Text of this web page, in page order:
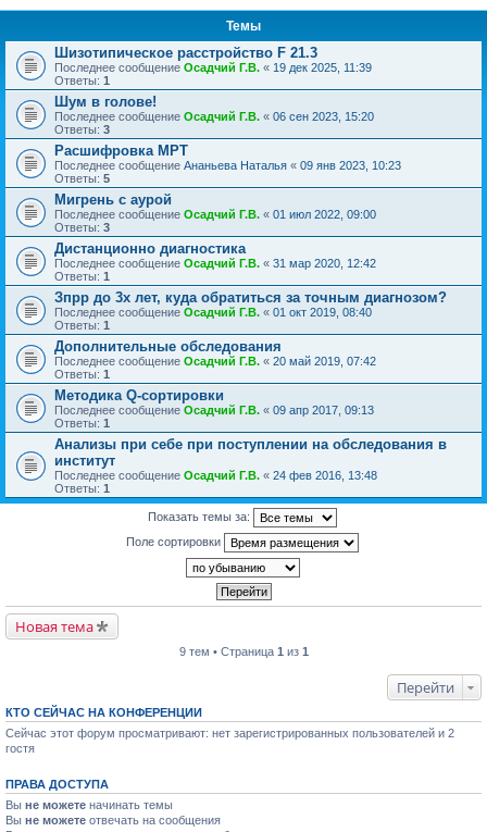
Темы
Шизотипическое расстройство F 21.3
Последнее сообщение Осадчий Г.В. « 19 дек 2025, 11:39
Ответы: 1
Шум в голове!
Последнее сообщение Осадчий Г.В. « 06 сен 2023, 15:20
Ответы: 3
Расшифровка МРТ
Последнее сообщение Ананьева Наталья « 09 янв 2023, 10:23
Ответы: 5
Мигрень с аурой
Последнее сообщение Осадчий Г.В. « 01 июл 2022, 09:00
Ответы: 3
Дистанционно диагностика
Последнее сообщение Осадчий Г.В. « 31 мар 2020, 12:42
Ответы: 1
Зпрр до 3х лет, куда обратиться за точным диагнозом?
Последнее сообщение Осадчий Г.В. « 01 окт 2019, 08:40
Ответы: 1
Дополнительные обследования
Последнее сообщение Осадчий Г.В. « 20 май 2019, 07:42
Ответы: 1
Методика Q-сортировки
Последнее сообщение Осадчий Г.В. « 09 апр 2017, 09:13
Ответы: 1
Анализы при себе при поступлении на обследования в
институт
Последнее сообщение Осадчий Г.В. « 24 фев 2016, 13:48
Ответы: 1
Показать темы за:
Поле сортировки
Новая тема
9 тем • Страница 1 из 1
Перейти
КТО СЕЙЧАС НА КОНФЕРЕНЦИИ
Сейчас этот форум просматривают: нет зарегистрированных пользователей и 2
гостя
ПРАВА ДОСТУПА
Вы не можете начинать темы
Вы не можете отвечать на сообщения